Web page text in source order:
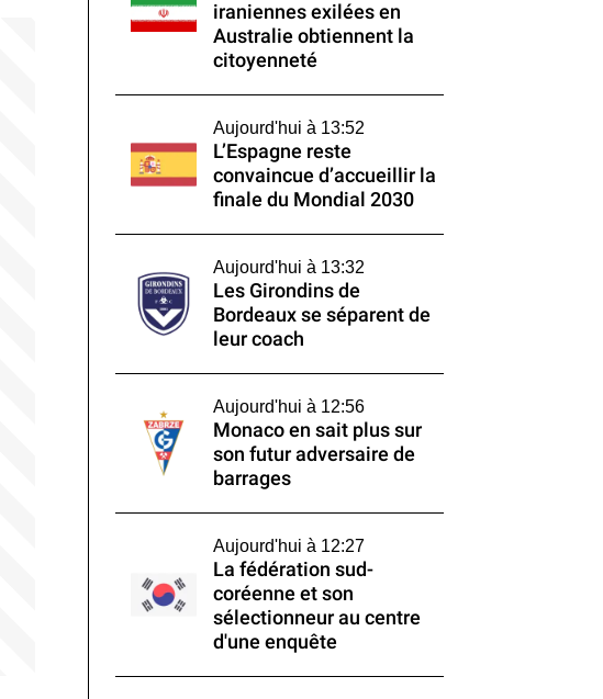
iraniennes exilées en
Australie obtiennent la
citoyenneté
Aujourd'hui à 13:52
L’Espagne reste
convaincue d’accueillir la
finale du Mondial 2030
Aujourd'hui à 13:32
Les Girondins de
Bordeaux se séparent de
leur coach
Aujourd'hui à 12:56
Monaco en sait plus sur
son futur adversaire de
barrages
Aujourd'hui à 12:27
La fédération sud-
coréenne et son
sélectionneur au centre
d'une enquête